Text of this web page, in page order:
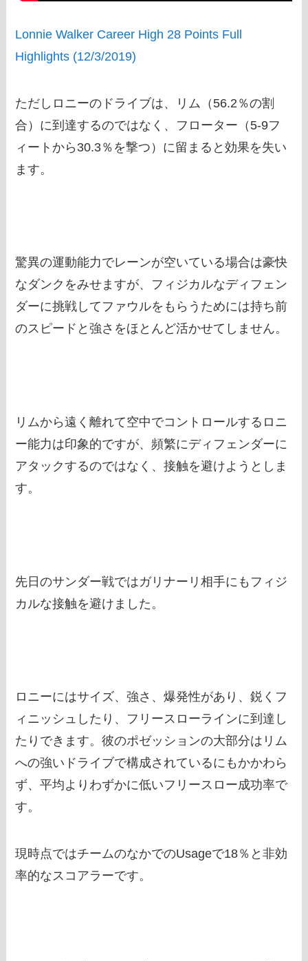
Lonnie Walker Career High 28 Points Full
Highlights (12/3/2019)
ただしロニーのドライブは、リム（56.2％の割
合）に到達するのではなく、フローター（5-9フ
ィートから30.3％を撃つ）に留まると効果を失い
ます。
驚異の運動能力でレーンが空いている場合は豪快
なダンクをみせますが、フィジカルなディフェン
ダーに挑戦してファウルをもらうためには持ち前
のスピードと強さをほとんど活かせてしません。
リムから遠く離れて空中でコントロールするロニ
ー能力は印象的ですが、頻繁にディフェンダーに
アタックするのではなく、接触を避けようとしま
す。
先日のサンダー戦ではガリナーリ相手にもフィジ
カルな接触を避けました。
ロニーにはサイズ、強さ、爆発性があり、鋭くフ
ィニッシュしたり、フリースローラインに到達し
たりできます。彼のポゼッションの大部分はリム
への強いドライブで構成されているにもかかわら
ず、平均よりわずかに低いフリースロー成功率で
す。
現時点ではチームのなかでのUsageで18％と非効
率的なスコアラーです。